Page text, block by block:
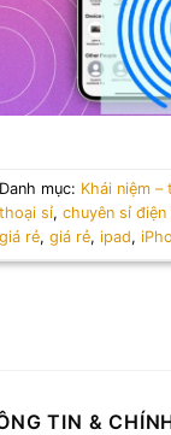
Danh mục: Khái niệm –
thoại sỉ,chuyên sỉ
giá rẻ,giá rẻ,ipad,
TIN &